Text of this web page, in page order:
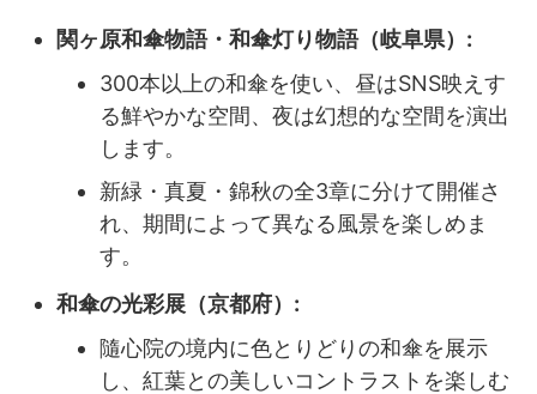
関ヶ原和傘物語・和傘灯り物語（岐阜県）:
300本以上の和傘を使い、昼はSNS映えす
る鮮やかな空間、夜は幻想的な空間を演出
します。
新緑・真夏・錦秋の全3章に分けて開催さ
れ、期間によって異なる風景を楽しめま
す。
和傘の光彩展（京都府）:
隨心院の境内に色とりどりの和傘を展示
し、紅葉との美しいコントラストを楽しむ